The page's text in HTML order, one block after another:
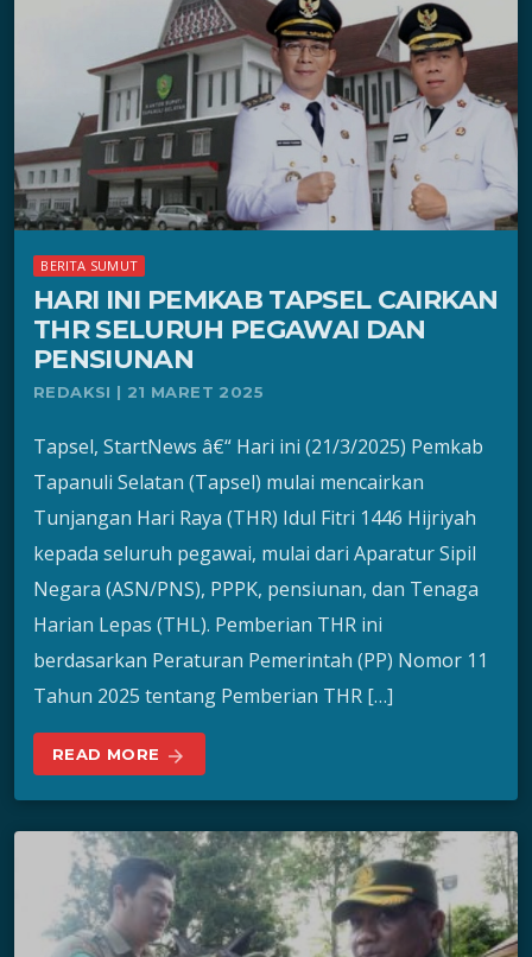
BERITA SUMUT
HARI INI PEMKAB TAPSEL CAIRKAN
THR SELURUH PEGAWAI DAN
PENSIUNAN
REDAKSI | 21 MARET 2025
Tapsel, StartNews â€“ Hari ini (21/3/2025) Pemkab
Tapanuli Selatan (Tapsel) mulai mencairkan
Tunjangan Hari Raya (THR) Idul Fitri 1446 Hijriyah
kepada seluruh pegawai, mulai dari Aparatur Sipil
Negara (ASN/PNS), PPPK, pensiunan, dan Tenaga
Harian Lepas (THL). Pemberian THR ini
berdasarkan Peraturan Pemerintah (PP) Nomor 11
Tahun 2025 tentang Pemberian THR […]
READ MORE arrow_forward